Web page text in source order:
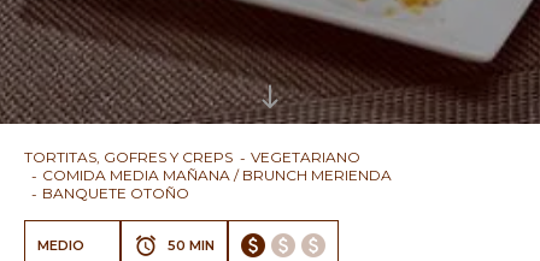
TORTITAS, GOFRES Y CREPS
VEGETARIANO
COMIDA MEDIA MAÑANA / BRUNCH MERIENDA
BANQUETE OTOÑO
MEDIO 50 MIN